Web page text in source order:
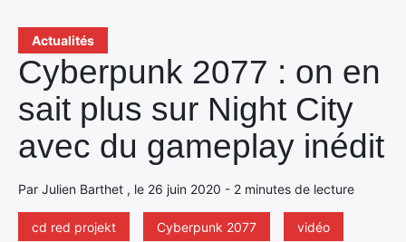
Actualités
Cyberpunk 2077 : on en
sait plus sur Night City
avec du gameplay inédit
Par Julien Barthet , le 26 juin 2020 - 2 minutes de lecture
cd red projekt Cyberpunk 2077 vidéo